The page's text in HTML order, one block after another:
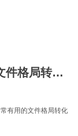
格局转化
有用的文件格局转化